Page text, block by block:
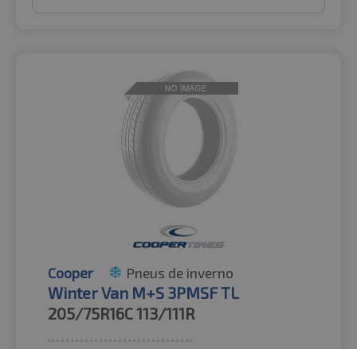
Cooper Pneus de inverno
Winter Van M+S 3PMSF TL
205/75R16C113/111R